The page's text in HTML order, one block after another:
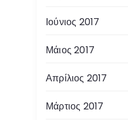
Ιούνιος 2017
Μάιος 2017
Απρίλιος 2017
Μάρτιος 2017